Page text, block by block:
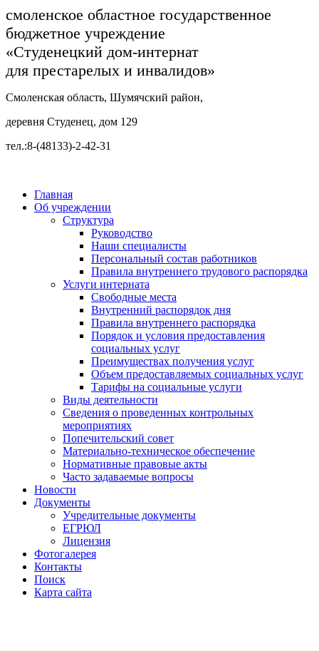
смоленское областное государственное
бюджетное учреждение
«Студенецкий дом-интернат
для престарелых и инвалидов»
Смоленская область, Шумячский район,
деревня Студенец, дом 129
тел.:8-(48133)-2-42-31
Главная
Об учреждении
Структура
Руководство
Наши специалисты
Персональный состав работников
Правила внутреннего трудового распорядка
Услуги интерната
Свободные места
Внутренний распорядок дня
Правила внутреннего распорядка
Порядок и условия предоставления
социальных услуг
Преимуществах получения услуг
Объем предоставляемых социальных услуг
Тарифы на социальные услуги
Виды деятельности
Сведения о проведенных контрольных
мероприятиях
Попечительский совет
Материально-техническое обеспечение
Нормативные правовые акты
Часто задаваемые вопросы
Новости
Документы
Учредительные документы
ЕГРЮЛ
Лицензия
Фотогалерея
Контакты
Поиск
Карта сайта